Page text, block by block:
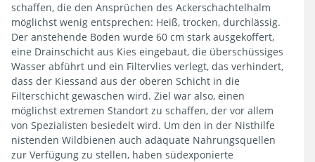
schaffen, die den Ansprüchen des Ackerschachtelhalm
möglichst wenig entsprechen: Heiß, trocken, durchlässig.
Der anstehende Boden wurde 60 cm stark ausgekoffert,
eine Drainschicht aus Kies eingebaut, die überschüssiges
Wasser abführt und ein Filtervlies verlegt, das verhindert,
dass der Kiessand aus der oberen Schicht in die
Filterschicht gewaschen wird. Ziel war also, einen
möglichst extremen Standort zu schaffen, der vor allem
von Spezialisten besiedelt wird. Um den in der Nisthilfe
nistenden Wildbienen auch adäquate Nahrungsquellen
zur Verfügung zu stellen, haben südexponierte
Filtern
Blütenfarbe
Blütezeit